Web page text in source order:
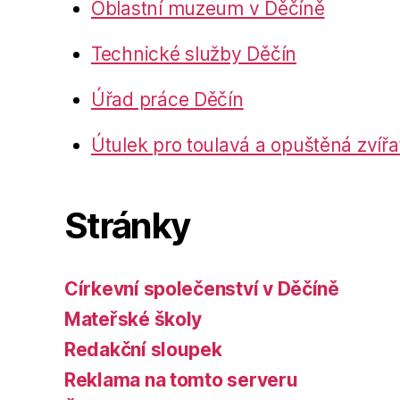
Oblastní muzeum v Děčíně
Technické služby Děčín
Úřad práce Děčín
Útulek pro toulavá a opuštěná
Stránky
Církevní společenství v Děčíně
Mateřské školy
Redakční sloupek
Reklama na tomto serveru